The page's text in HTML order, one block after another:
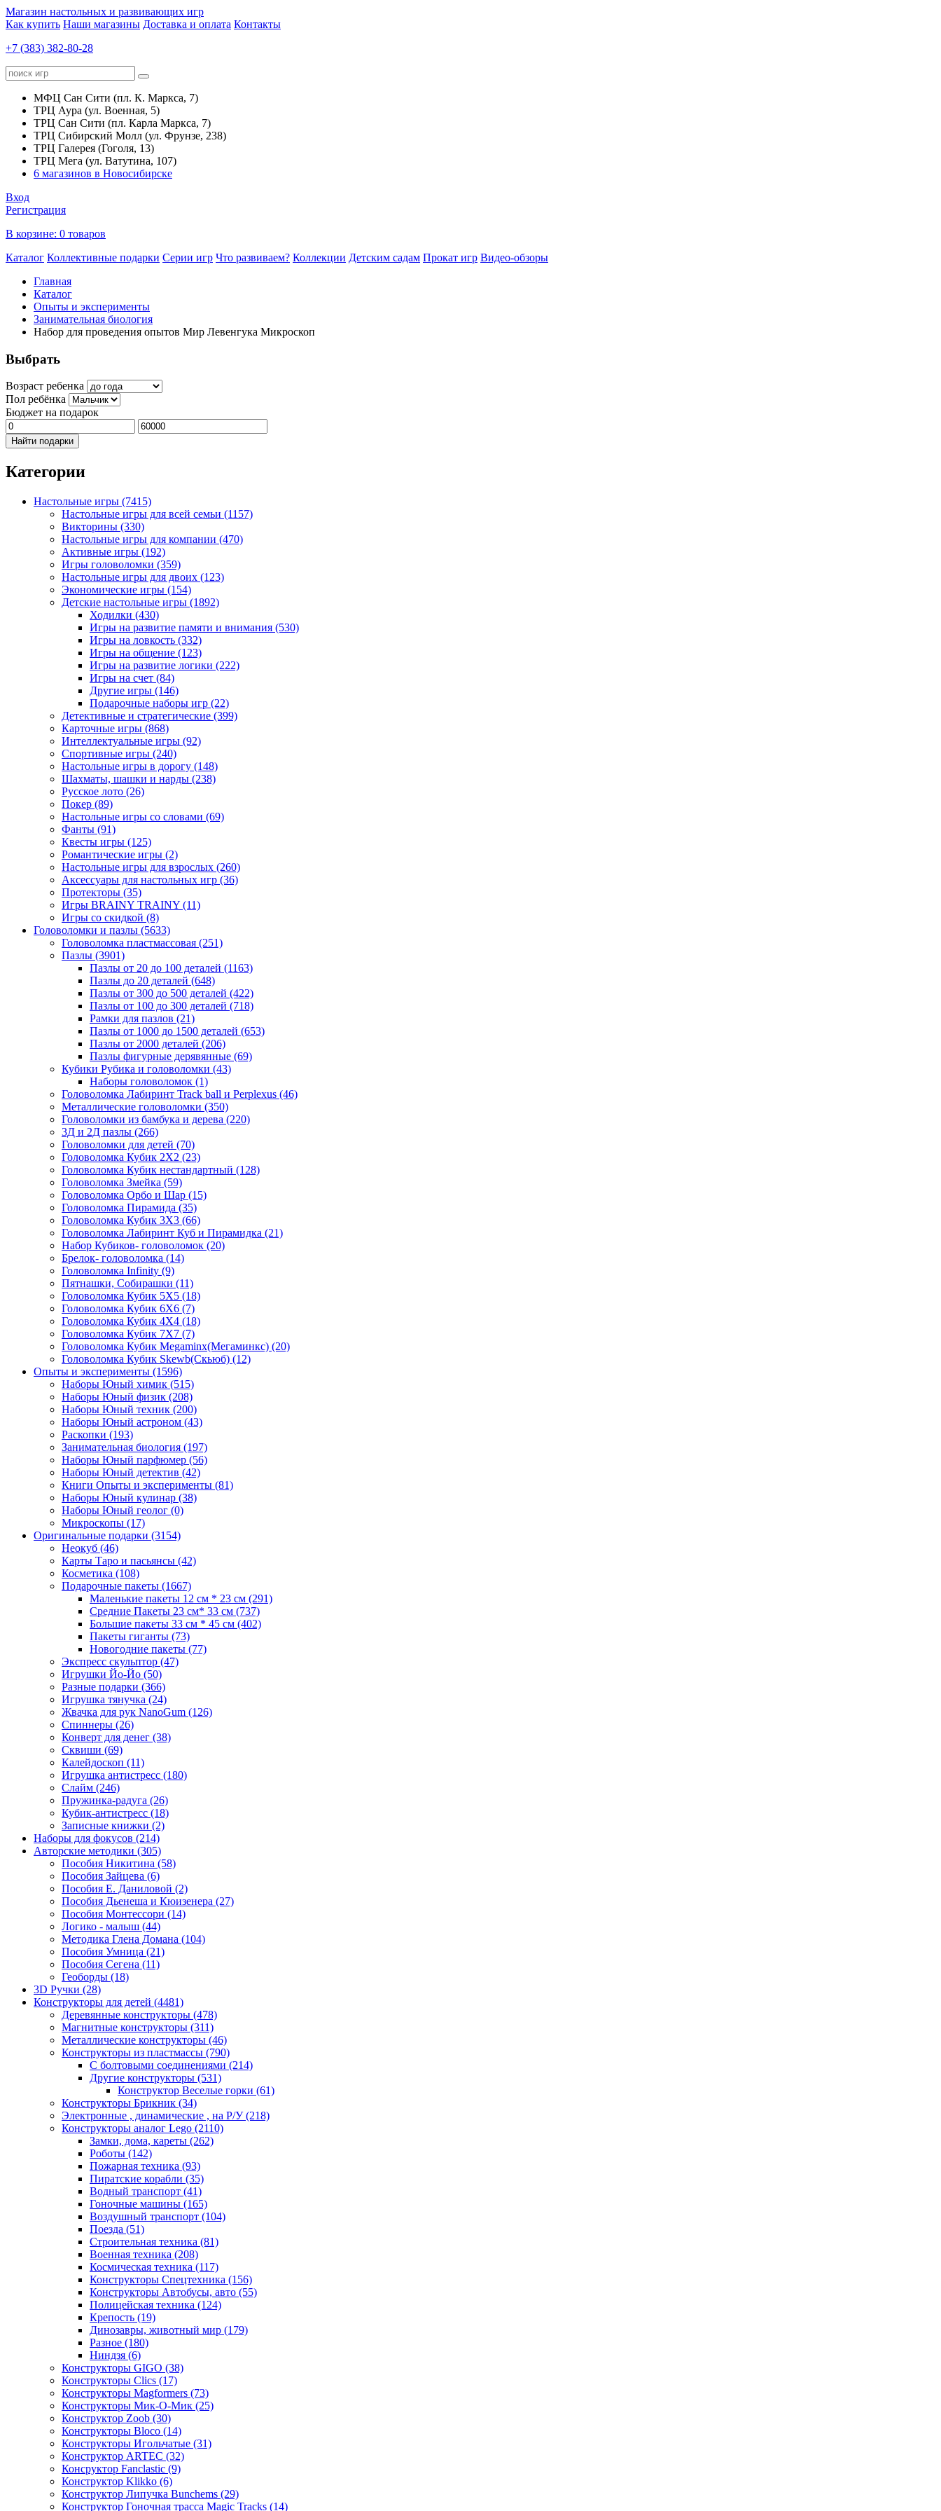
Магазин настольных и развивающих игр
Как купить Наши магазины Доставка и оплата Контакты
+7 (383) 382-80-28
МФЦ Сан Сити (пл. К. Маркса, 7)
ТРЦ Аура (ул. Военная, 5)
ТРЦ Сан Сити (пл. Карла Маркса, 7)
ТРЦ Сибирский Молл (ул. Фрунзе, 238)
ТРЦ Галерея (Гоголя, 13)
ТРЦ Мега (ул. Ватутина, 107)
6 магазинов в Новосибирске
Вход
Регистрация
В корзине: 0 товаров
Каталог Коллективные подарки Серии игр Что развиваем? Коллекции Детским садам Прокат игр Видео-обзоры
Главная
Каталог
Опыты и эксперименты
Занимательная биология
Набор для проведения опытов Мир Левенгука Микроскоп
Выбрать
Возраст ребенка
Пол ребёнка
Бюджет на подарок
Найти подарки
Категории
Настольные игры (7415)
Настольные игры для всей семьи (1157)
Викторины (330)
Настольные игры для компании (470)
Активные игры (192)
Игры головоломки (359)
Настольные игры для двоих (123)
Экономические игры (154)
Детские настольные игры (1892)
Ходилки (430)
Игры на развитие памяти и внимания (530)
Игры на ловкость (332)
Игры на общение (123)
Игры на развитие логики (222)
Игры на счет (84)
Другие игры (146)
Подарочные наборы игр (22)
Детективные и стратегические (399)
Карточные игры (868)
Интеллектуальные игры (92)
Спортивные игры (240)
Настольные игры в дорогу (148)
Шахматы, шашки и нарды (238)
Русское лото (26)
Покер (89)
Настольные игры со словами (69)
Фанты (91)
Квесты игры (125)
Романтические игры (2)
Настольные игры для взрослых (260)
Аксессуары для настольных игр (36)
Протекторы (35)
Игры BRAINY TRAINY (11)
Игры со скидкой (8)
Головоломки и пазлы (5633)
Головоломка пластмассовая (251)
Пазлы (3901)
Пазлы от 20 до 100 деталей (1163)
Пазлы до 20 деталей (648)
Пазлы от 300 до 500 деталей (422)
Пазлы от 100 до 300 деталей (718)
Рамки для пазлов (21)
Пазлы от 1000 до 1500 деталей (653)
Пазлы от 2000 деталей (206)
Пазлы фигурные дерявянные (69)
Кубики Рубика и головоломки (43)
Наборы головоломок (1)
Головоломка Лабиринт Track ball и Perplexus (46)
Металлические головоломки (350)
Головоломки из бамбука и дерева (220)
3Д и 2Д пазлы (266)
Головоломки для детей (70)
Головоломка Кубик 2Х2 (23)
Головоломка Кубик нестандартный (128)
Головоломка Змейка (59)
Головоломка Орбо и Шар (15)
Головоломка Пирамида (35)
Головоломка Кубик 3Х3 (66)
Головоломка Лабиринт Куб и Пирамидка (21)
Набор Кубиков- головоломок (20)
Брелок- головоломка (14)
Головоломка Infinity (9)
Пятнашки, Собирашки (11)
Головоломка Кубик 5Х5 (18)
Головоломка Кубик 6Х6 (7)
Головоломка Кубик 4Х4 (18)
Головоломка Кубик 7Х7 (7)
Головоломка Кубик Megaminx(Мегаминкс) (20)
Головоломка Кубик Skewb(Скьюб) (12)
Опыты и эксперименты (1596)
Наборы Юный химик (515)
Наборы Юный физик (208)
Наборы Юный техник (200)
Наборы Юный астроном (43)
Раскопки (193)
Занимательная биология (197)
Наборы Юный парфюмер (56)
Наборы Юный детектив (42)
Книги Опыты и эксперименты (81)
Наборы Юный кулинар (38)
Наборы Юный геолог (0)
Микроскопы (17)
Оригинальные подарки (3154)
Неокуб (46)
Карты Таро и пасьянсы (42)
Косметика (108)
Подарочные пакеты (1667)
Маленькие пакеты 12 см * 23 см (291)
Средние Пакеты 23 см* 33 см (737)
Большие пакеты 33 см * 45 см (402)
Пакеты гиганты (73)
Новогодние пакеты (77)
Экспресс скульптор (47)
Игрушки Йо-Йо (50)
Разные подарки (366)
Игрушка тянучка (24)
Жвачка для рук NanoGum (126)
Спиннеры (26)
Конверт для денег (38)
Сквиши (69)
Калейдоскоп (11)
Игрушка антистресс (180)
Слайм (246)
Пружинка-радуга (26)
Кубик-антистресс (18)
Записные книжки (2)
Наборы для фокусов (214)
Авторские методики (305)
Пособия Никитина (58)
Пособия Зайцева (6)
Пособия Е. Даниловой (2)
Пособия Дьенеша и Кюизенера (27)
Пособия Монтессори (14)
Логико - малыш (44)
Методика Глена Домана (104)
Пособия Умница (21)
Пособия Сегена (11)
Геоборды (18)
3D Ручки (28)
Конструкторы для детей (4481)
Деревянные конструкторы (478)
Магнитные конструкторы (311)
Металлические конструкторы (46)
Конструкторы из пластмассы (790)
С болтовыми соединениями (214)
Другие конструкторы (531)
Конструктор Веселые горки (61)
Конструкторы Брикник (34)
Электронные , динамические , на Р/У(218)
Конструкторы аналог Lego (2110)
Замки, дома, кареты (262)
Роботы (142)
Пожарная техника (93)
Пиратские корабли (35)
Водный транспорт (41)
Гоночные машины (165)
Воздушный транспорт (104)
Поезда (51)
Строительная техника (81)
Военная техника (208)
Космическая техника (117)
Конструкторы Спецтехника (156)
Конструкторы Автобусы, авто (55)
Полицейская техника (124)
Крепость (19)
Динозавры, животный мир (179)
Разное (180)
Ниндзя (6)
Конструкторы GIGO (38)
Конструкторы Clics (17)
Конструкторы Magformers (73)
Конструкторы Мик-О-Мик (25)
Конструктор Zoob (30)
Конструкторы Bloco (14)
Конструкторы Игольчатые (31)
Конструктор ARTEC (32)
Консруктор Fanclastic (9)
Конструктор Klikko (6)
Конструктор Липучка Bunchems (29)
Конструктор Гоночная трасса Magic Tracks (14)